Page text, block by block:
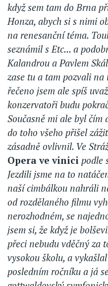
když sem tam do Brna
Honza, abych si s nimi
na renesanční téma.
seznámil s Etc... a
Kalandrou a Pavlem
zase tu a tam pozvali
řečeno jsem ale spíš
konzervatoři budu
Současně mi ale byl
do toho všeho přišel
zásadně ovlivnil. Ve
Opera ve vinici podle
Jezdili jsme na to
naší cimbálkou nahráli
od rozdělaného filmu
nerozhodném, se
jsem si, že když je
přeci nebudu vděčný za
vysokou školu, a
posledním ročníku a já